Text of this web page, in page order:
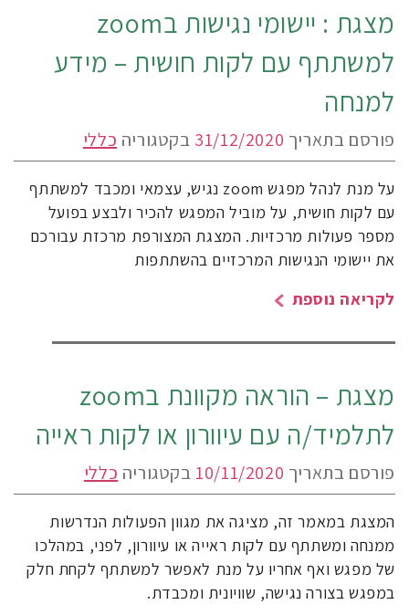
מצגת : יישומי נגישות בzoom
למשתתף עם לקות חושית – מידע
למנחה
פורסם בתאריך 31/12/2020 בקטגוריה כללי
על מנת לנהל מפגש zoom נגיש, עצמאי ומכבד למשתתף
עם לקות חושית, על מוביל המפגש להכיר ולבצע בפועל
מספר פעולות מרכזיות. המצגת המצורפת מרכזת עבורכם
את יישומי הנגישות המרכזיים בהשתתפות
לקריאה נוספת
מצגת – הוראה מקוונת בzoom
לתלמיד/ה עם עיוורון או לקות ראייה
פורסם בתאריך 10/11/2020 בקטגוריה כללי
המצגת במאמר זה, מציגה את מגוון הפעולות הנדרשות
ממנחה ומשתתף עם לקות ראייה או עיוורון, לפני, במהלכו
של מפגש ואף אחריו על מנת לאפשר למשתתף לקחת חלק
במפגש בצורה נגישה, שוויונית ומכבדת.